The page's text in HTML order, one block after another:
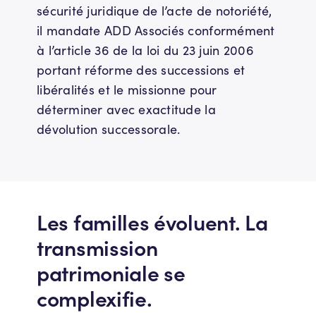
sécurité juridique de l’acte de notoriété,
il mandate ADD Associés conformément
à l’article 36 de la loi du 23 juin 2006
portant réforme des successions et
libéralités et le missionne pour
déterminer avec exactitude la
dévolution successorale.
Les familles évoluent. La
transmission
patrimoniale se
complexifie.